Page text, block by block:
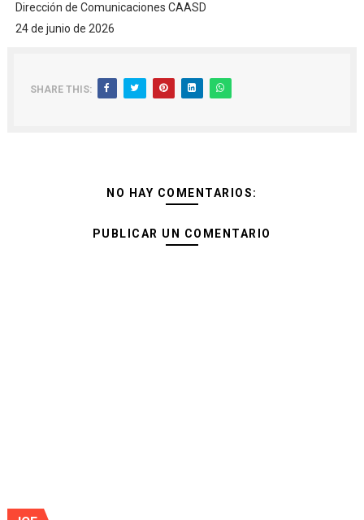
Dirección de Comunicaciones CAASD
24 de junio de 2026
SHARE THIS:
NO HAY COMENTARIOS:
PUBLICAR UN COMENTARIO